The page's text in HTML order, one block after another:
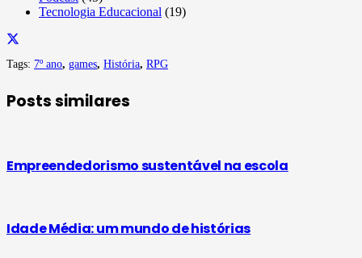
Tecnologia Educacional (19)
Tags: 7º ano, games, História, RPG
Posts similares
Empreendedorismo sustentável na escola
Idade Média: um mundo de histórias